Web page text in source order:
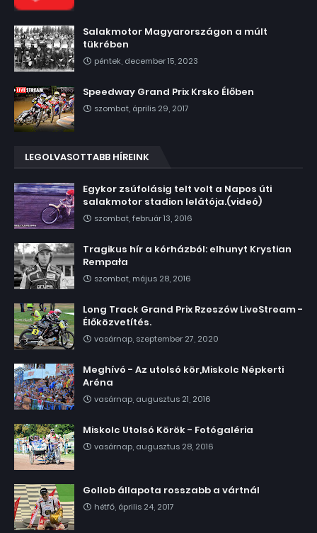
Salakmotor Magyarországon a múlt
tükrében
péntek, december 15, 2023
Speedway Grand Prix Krsko Élőben
szombat, április 29, 2017
LEGOLVASOTTABB HÍREINK
Egykor zsúfolásig telt volt a Napos úti
salakmotor stadion lelátója.(videó)
szombat, február 13, 2016
Tragikus hír a kórházból: elhunyt Krystian
Rempała
szombat, május 28, 2016
Long Track Grand Prix Rzeszów LiveStream -
Élőközvetítés.
vasárnap, szeptember 27, 2020
Meghívó - Az utolsó kör,Miskolc Népkerti
Aréna
vasárnap, augusztus 21, 2016
Miskolc Utolsó Körök - Fotógaléria
vasárnap, augusztus 28, 2016
Gollob állapota rosszabb a vártnál
hétfő, április 24, 2017